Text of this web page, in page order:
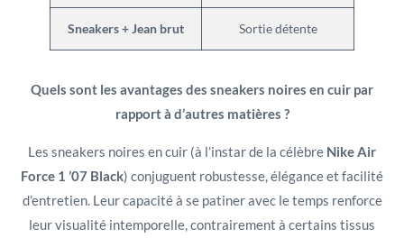
Sneakers + Jean brut Sortie détente
Quels sont les avantages des sneakers noires en cuir par
rapport à d’autres matières ?
Les sneakers noires en cuir (à l’instar de la célèbre Nike Air
Force 1 ’07 Black) conjuguent robustesse, élégance et facilité
d’entretien. Leur capacité à se patiner avec le temps renforce
leur visualité intemporelle, contrairement à certains tissus